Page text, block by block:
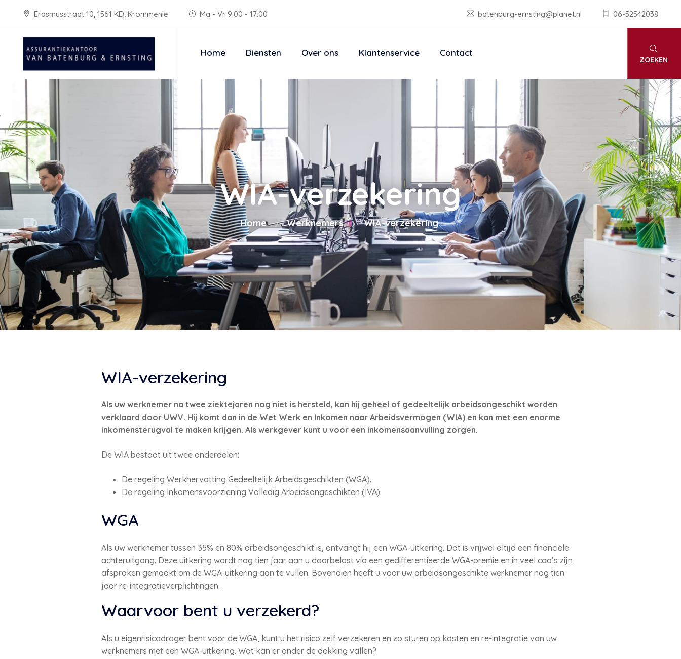
Erasmusstraat 10, 1561 KD, Krommenie Ma - Vr 9:00 - 17:00 batenburg-ernsting@planet.nl 06-52542038
Home Diensten Over ons Klantenservice Contact
ZOEKEN
WIA-verzekering
Home Werknemers WIA-verzekering
WIA-verzekering
Als uw werknemer na twee ziektejaren nog niet is hersteld, kan hij geheel of gedeeltelijk arbeidsongeschikt worden
verklaard door UWV. Hij komt dan in de Wet Werk en Inkomen naar Arbeidsvermogen (WIA) en kan met een enorme
inkomensterugval te maken krijgen. Als werkgever kunt u voor een inkomensaanvulling zorgen.
De WIA bestaat uit twee onderdelen:
De regeling Werkhervatting Gedeeltelijk Arbeidsgeschikten (WGA).
De regeling Inkomensvoorziening Volledig Arbeidsongeschikten (IVA).
WGA
Als uw werknemer tussen 35% en 80% arbeidsongeschikt is, ontvangt hij een WGA-uitkering. Dat is vrijwel altijd een financiële
achteruitgang. Deze uitkering wordt nog tien jaar aan u doorbelast via een gedifferentieerde WGA-premie en in veel cao’s zijn
afspraken gemaakt om de WGA-uitkering aan te vullen. Bovendien heeft u voor uw arbeidsongeschikte werknemer nog tien
jaar re-integratieverplichtingen.
Waarvoor bent u verzekerd?
Als u eigenrisicodrager bent voor de WGA, kunt u het risico zelf verzekeren en zo sturen op kosten en re-integratie van uw
werknemers met een WGA-uitkering. Wat kan er onder de dekking vallen?